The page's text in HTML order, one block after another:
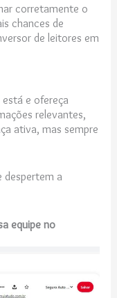
corretamente o
chances de
de leitores em
está e ofereça
relevantes,
ativa, mas sempre
despertem a
equipe no